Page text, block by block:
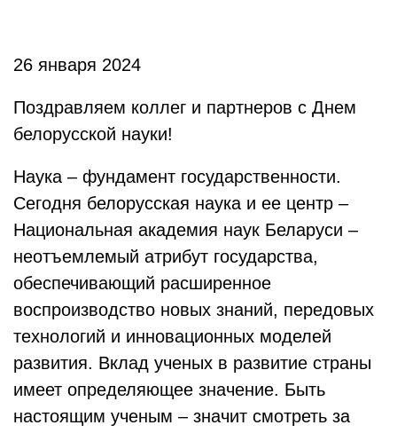
26 января 2024
Поздравляем коллег и партнеров с Днем
белорусской науки!
Наука – фундамент государственности.
Сегодня белорусская наука и ее центр –
Национальная академия наук Беларуси –
неотъемлемый атрибут государства,
обеспечивающий расширенное
воспроизводство новых знаний, передовых
технологий и инновационных моделей
развития. Вклад ученых в развитие страны
имеет определяющее значение. Быть
настоящим ученым – значит смотреть за